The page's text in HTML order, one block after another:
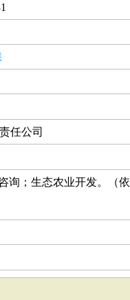
任公司
询；生态农业开发。（依